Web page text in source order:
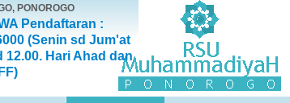
PONOROGO
Pendaftaran :
(Senin sd Jum'at
12.00. Hari Ahad dan